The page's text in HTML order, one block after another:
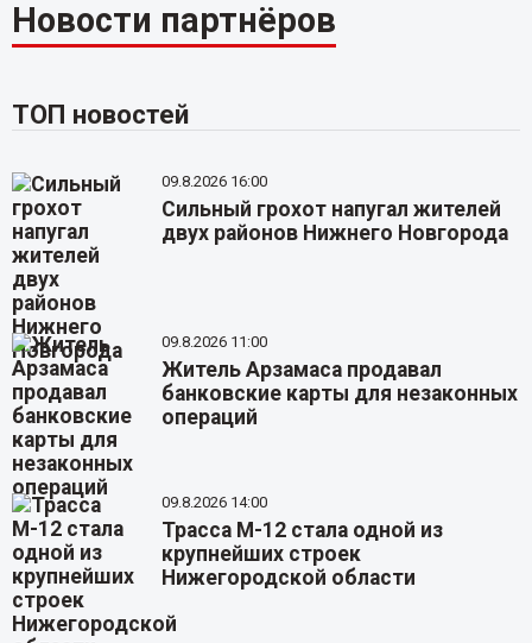
Новости партнёров
ТОП новостей
09.8.2026 16:00
Сильный грохот напугал жителей
двух районов Нижнего Новгорода
09.8.2026 11:00
Житель Арзамаса продавал
банковские карты для незаконных
операций
09.8.2026 14:00
Трасса М-12 стала одной из
крупнейших строек
Нижегородской области